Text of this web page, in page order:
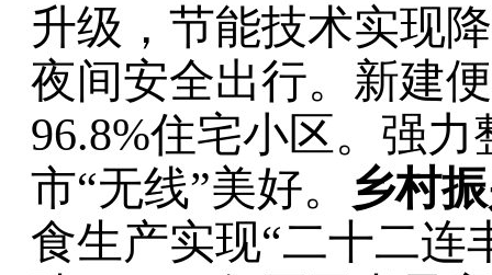
升级，节能技术实现
夜间安全出行。 新建
96.8%住宅小区。 强力
市“无线”美好。
乡村
食生产实现“二十二连